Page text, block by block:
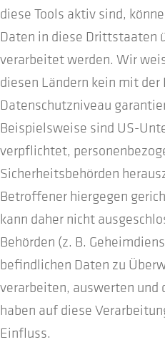
diese Tools aktiv sind,
Daten in diese Drittstaaten
verarbeitet werden. Wir
diesen Ländern kein mit der
Datenschutzniveau
Beispielsweise sind US-
verpflichtet,
Sicherheitsbehörden
Betroffener hiergegen
kann daher nicht
Behörden (z. B.
befindlichen Daten zu
verarbeiten, auswerten und
haben auf diese
Einfluss.